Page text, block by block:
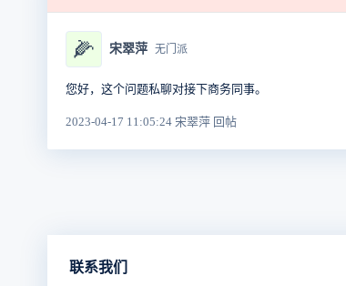
🌽 宋翠萍 无门派
您好，这个问题私聊对接下商务同事。
2023-04-17 11:05:24 宋翠萍 回帖
联系我们